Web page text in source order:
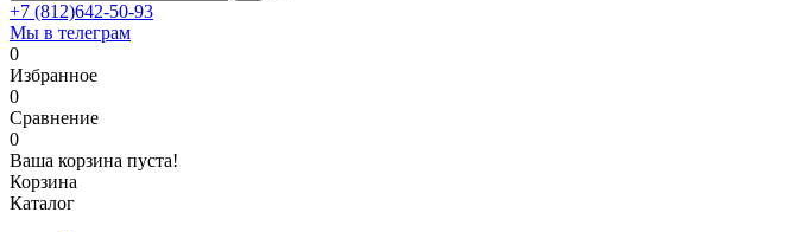
+7 (812)642-50-93
Мы в телеграм
0
Избранное
0
Сравнение
0
Ваша корзина пуста!
Корзина
Каталог